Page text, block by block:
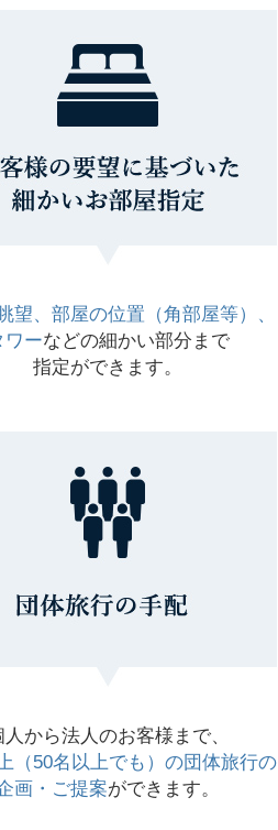
望、部屋の位置（角部屋等）、
ワーなどの細かい部分まで
指定ができます。
人から法人のお客様まで、
（50名以上でも）の団体旅行の
画・ご提案ができます。